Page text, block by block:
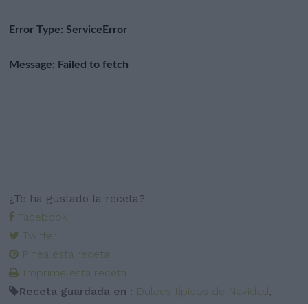
¿Te ha gustado la receta?
Facebook
Twitter
Pinea esta receta
Imprime esta receta
Receta guardada en : Dulces típicos de Navidad